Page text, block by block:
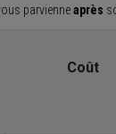
parvienneaprès
Coût